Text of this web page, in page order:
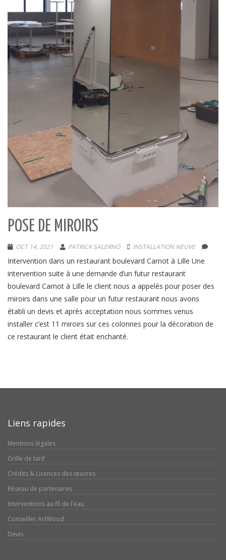
POSE DE MIROIRS
OCT 14, 2021 PATRICK SALERNO INSTALLATION NEUVE
Intervention dans un restaurant boulevard Carnot à Lille Une
intervention suite à une demande d’un futur restaurant
boulevard Carnot à Lille le client nous a appelés pour poser des
miroirs dans une salle pour un futur restaurant nous avons
établi un devis et après acceptation nous sommes venus
installer c’est 11 miroirs sur ces colonnes pour la décoration de
ce restaurant le client était enchanté.
Liens rapides
Mentions légales
Grille de tarif
Crédits & Licences des œuvres
Réseau de partenaires
Interventions au fil de l'eau
Conseiller ArtWood
Devis